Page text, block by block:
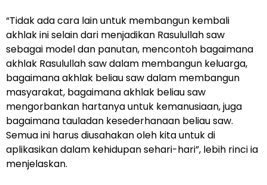
“Tidak ada cara lain untuk membangun kembali
akhlak ini selain dari menjadikan Rasulullah saw
sebagai model dan panutan, mencontoh bagaimana
akhlak Rasulullah saw dalam membangun keluarga,
bagaimana akhlak beliau saw dalam membangun
masyarakat, bagaimana akhlak beliau saw
mengorbankan hartanya untuk kemanusiaan, juga
bagaimana tauladan kesederhanaan beliau saw.
Semua ini harus diusahakan oleh kita untuk di
aplikasikan dalam kehidupan sehari-hari”, lebih rinci ia
menjelaskan.